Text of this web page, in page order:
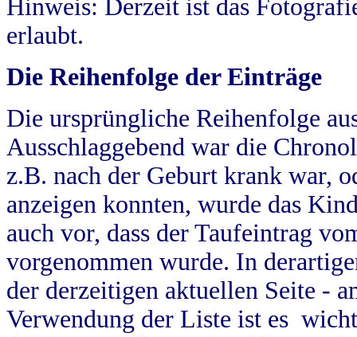
Hinweis: Derzeit ist das
erlaubt.
Die Reihenfolge der Einträge
Die ursprüngliche Reihenfolge
Ausschlaggebend war die
z.B. nach der Geburt krank war,
anzeigen konnten, wurde das
auch vor, dass der Taufeintrag
vorgenommen wurde. In
der derzeitigen aktuellen Seite -
Verwendung der Liste ist es